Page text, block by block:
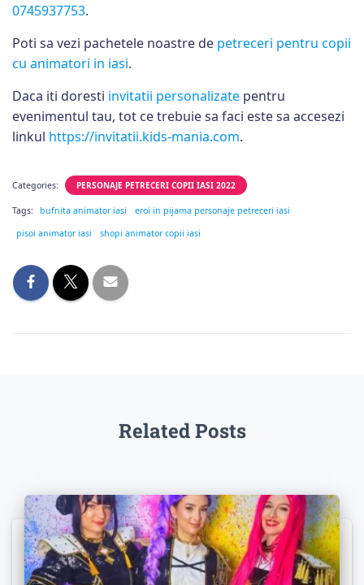
0745937753.
Poti sa vezi pachetele noastre de petreceri pentru copii
cu animatori in iasi.
Daca iti doresti invitatii personalizate pentru
evenimentul tau, tot ce trebuie sa faci este sa accesezi
linkul https://invitatii.kids-mania.com.
Categories: PERSONAJE PETRECERI COPII IASI 2022
Tags: bufnita animator iasi
eroi in pijama personaje petreceri iasi
pisoi animator iasi
shopi animator copii iasi
Related Posts